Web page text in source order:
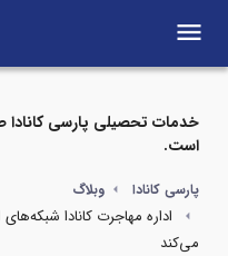
menu
خدمات تحصیلی پارسی کانادا
است.
پارسی کانادا وبلاگ
اداره مهاجرت کانادا
می‌کند